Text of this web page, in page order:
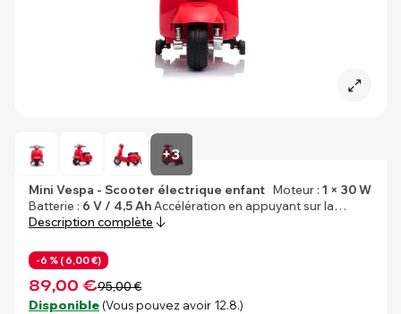
+3
Mini Vespa - Scooter électrique enfant Moteur : 1 × 30 W
Batterie : 6 V / 4,5 AhAccélération en appuyant sur la…
Description complète
-6 % ( 6,00 €)
89,00 €95,00 €
Disponible (Vous pouvez avoir 12.8.)